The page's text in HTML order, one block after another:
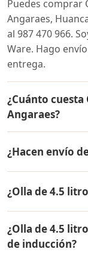
Puedes comprar
Angaraes,
al 987 470 966.
Ware. Hago
entrega.
¿Cuánto cuesta
Angaraes?
todo el Perú.
el precio actual,
de pago en
¿Hacen envío
a Angaraes,
contra entrega.
¿Olla de 4.5
vida contra
productos Rena
¿Olla de 4.5
de inducción?